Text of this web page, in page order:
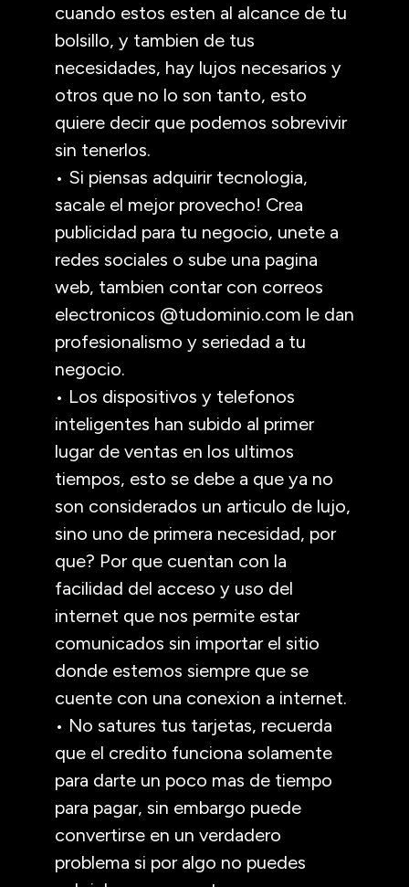
cuando estos esten al alcance de tu
bolsillo, y tambien de tus
necesidades, hay lujos necesarios y
otros que no lo son tanto, esto
quiere decir que podemos sobrevivir
sin tenerlos.
• Si piensas adquirir tecnologia,
sacale el mejor provecho! Crea
publicidad para tu negocio, unete a
redes sociales o sube una pagina
web, tambien contar con correos
electronicos @tudominio.com le dan
profesionalismo y seriedad a tu
negocio.
• Los dispositivos y telefonos
inteligentes han subido al primer
lugar de ventas en los ultimos
tiempos, esto se debe a que ya no
son considerados un articulo de lujo,
sino uno de primera necesidad, por
que? Por que cuentan con la
facilidad del acceso y uso del
internet que nos permite estar
comunicados sin importar el sitio
donde estemos siempre que se
cuente con una conexion a internet.
• No satures tus tarjetas, recuerda
que el credito funciona solamente
para darte un poco mas de tiempo
para pagar, sin embargo puede
convertirse en un verdadero
problema si por algo no puedes